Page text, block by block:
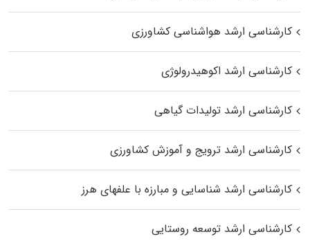
کارشناسی ارشد هواشناسی کشاورزی
کارشناسی ارشد اکوهیدرولوژی
کارشناسی ارشد تولیدات گیاهی
کارشناسی ارشد ترویج و آموزش کشاورزی
کارشناسی ارشد شناسایی و مبارزه با علفهای هرز
کارشناسی ارشد توسعه روستایی